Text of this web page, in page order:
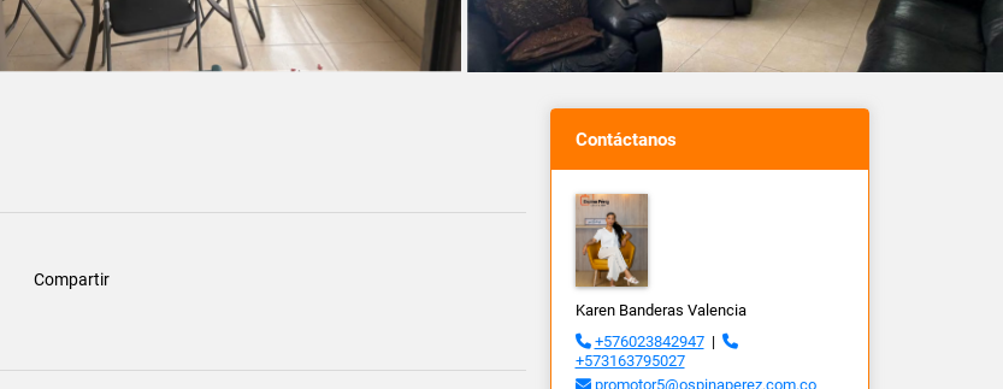
Compartir
Contáctanos
Karen Banderas Valencia
+576023842947|
+573163795027
promotor5@ospinaperez.com.co